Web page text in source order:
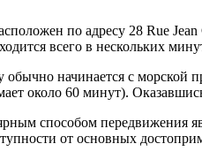
по адресу 28 Rue
всего в нескольких
обычно начинается с морской
около 60 минут).
способом передвижения
от основных